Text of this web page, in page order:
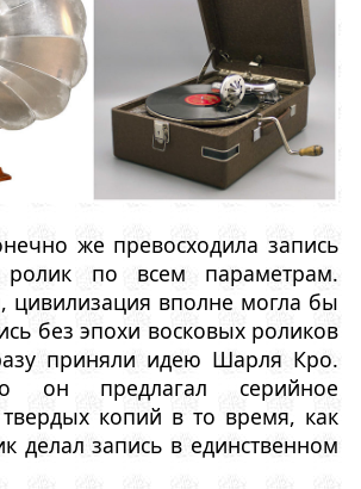
же превосходила запись
по всем параметрам.
цивилизация вполне могла бы
без эпохи восковых роликов
приняли идею Шарля Кро.
он предлагал серийное
твердых копий в то время, как
делал запись в единственном